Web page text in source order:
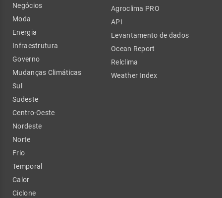
Negócios
Moda
Energia
Infraestrutura
Governo
Mudanças Climáticas
Sul
Sudeste
Centro-Oeste
Nordeste
Norte
Frio
Temporal
Calor
Ciclone
Agroclima PRO
API
Levantamento de dados
Ocean Report
Relclima
Weather Index